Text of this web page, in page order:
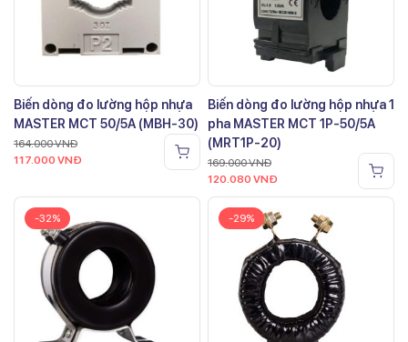
Biến dòng đo lường hộp nhựa
MASTER MCT 50/5A (MBH-30)
164.000VNĐ
117.000 VNĐ
Biến dòng đo lường hộp nhựa 1
pha MASTER MCT 1P-50/5A
(MRT1P-20)
169.000VNĐ
120.080 VNĐ
-32% -29%